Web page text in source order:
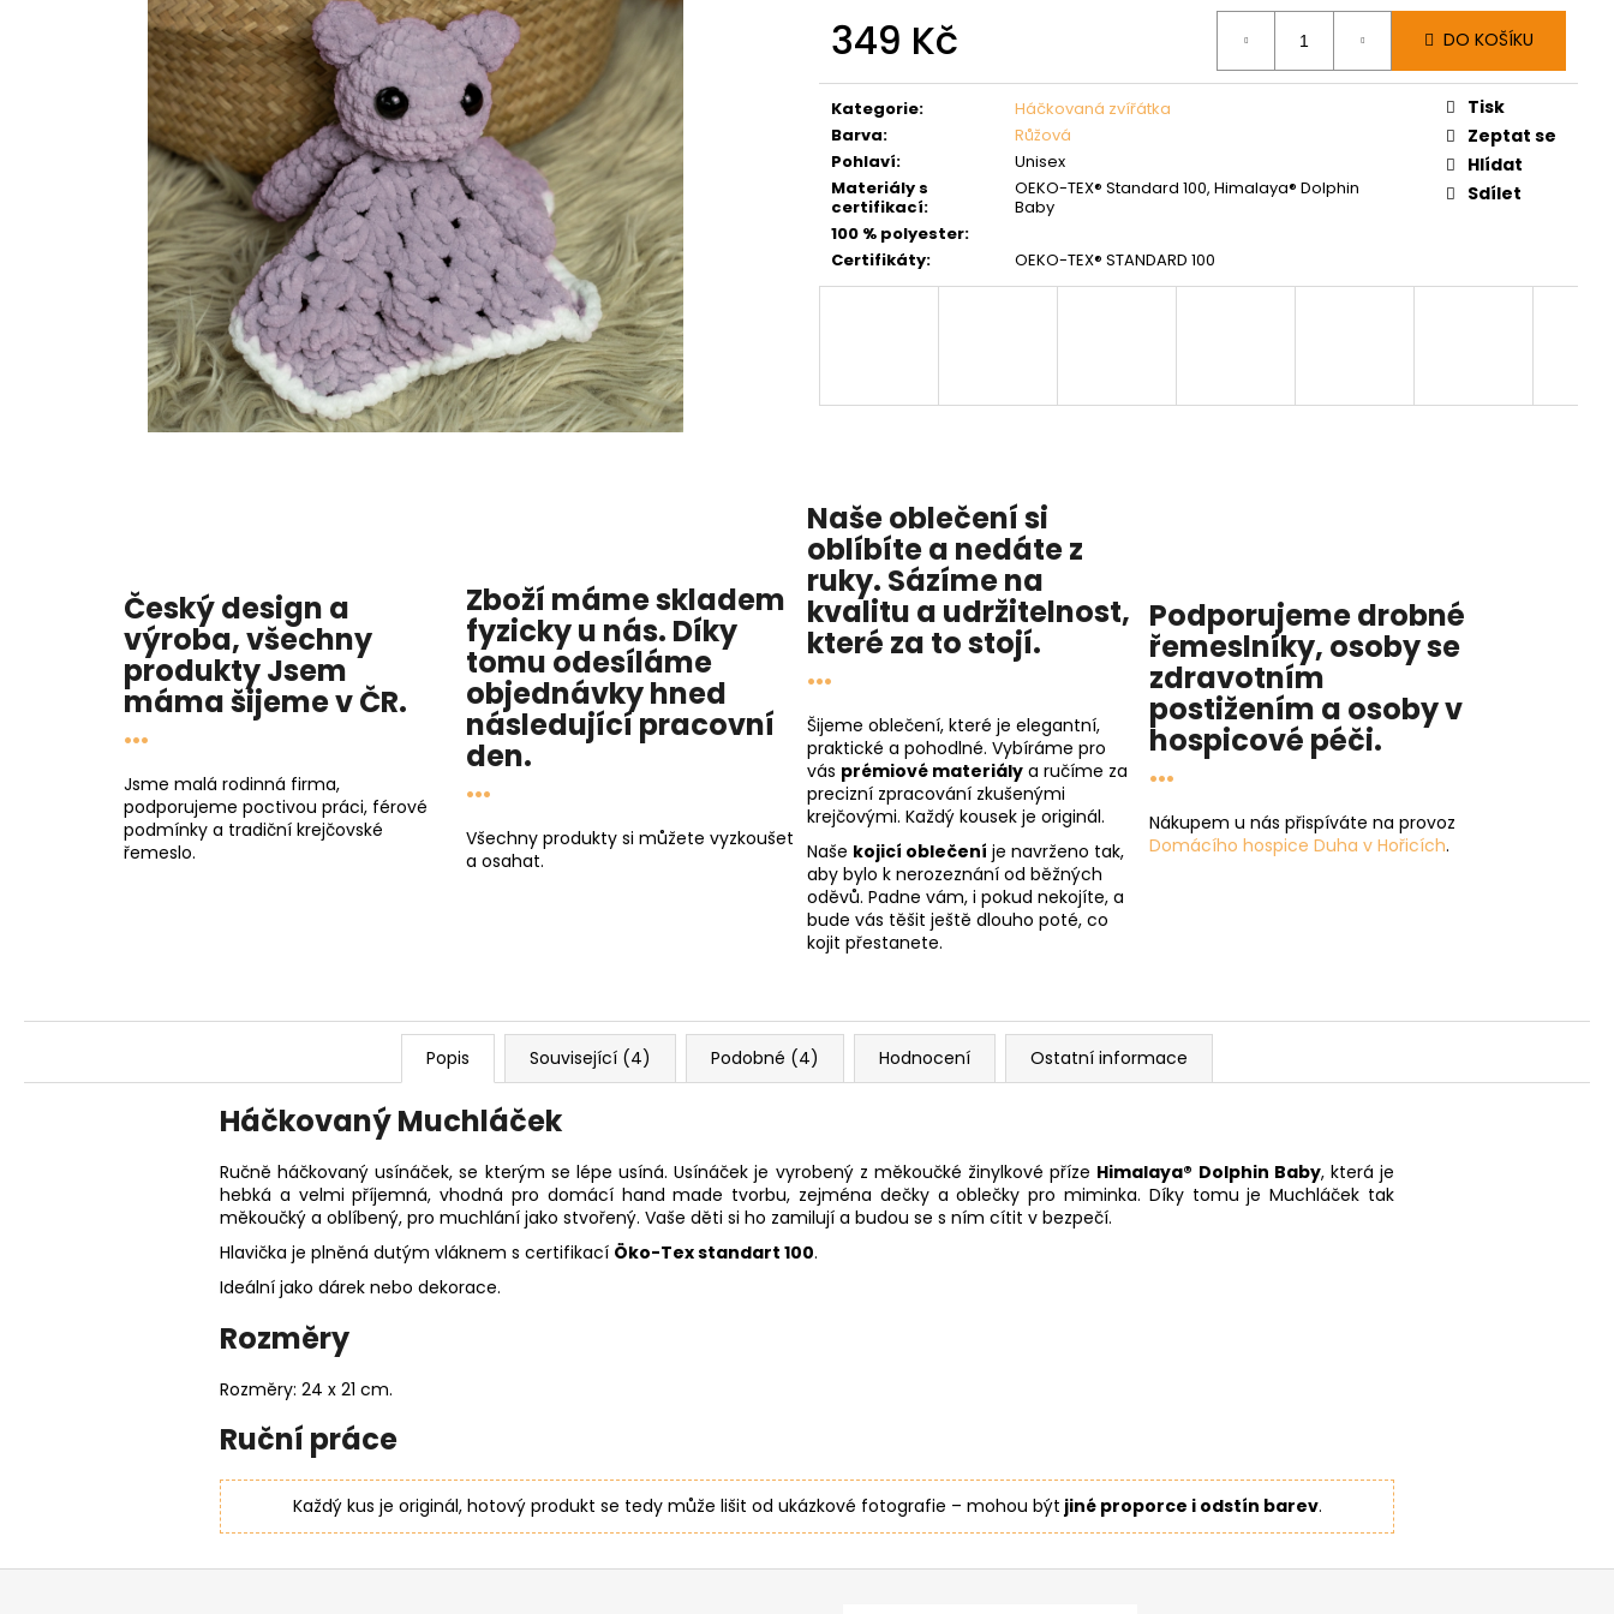
349 Kč
cena:
DO KOŠÍKU
Kategorie:
Háčkovaná zvířátka
Barva:
Růžová
Pohlaví:
Unisex
Materiály s
certifikací:
OEKO-TEX® Standard 100, Himalaya® Dolphin
Baby
100 % polyester:
Certifikáty: OEKO-TEX® STANDARD 100
Tisk
Zeptat se
Hlídat
Sdílet
Český design a
výroba, všechny
produktyJsem
mámašijeme v ČR.
...
Jsme malá rodinná firma,
podporujeme poctivou práci, férové
podmínky a tradiční krejčovské
řemeslo.
Zboží máme skladem
fyzicky u nás. Díky
tomu odesíláme
objednávky hned
následující pracovní
den.
...
Všechny produkty si můžete vyzkoušet
a osahat.
Naše oblečení si
oblíbíte a nedáte z
ruky. Sázíme na
kvalitu a udržitelnost,
které za to stojí.
...
Šijeme oblečení, které je elegantní,
praktické a pohodlné. Vybíráme pro
vás prémiové materiály a ručíme za
precizní zpracování zkušenými
krejčovými. Každý kousek je originál.
Naše kojicí oblečení je navrženo tak,
aby bylo k nerozeznání od běžných
oděvů. Padne vám, i pokud nekojíte, a
bude vás těšit ještě dlouho poté, co
kojit přestanete.
Podporujeme drobné
řemeslníky, osoby se
zdravotním
postižením a osoby v
hospicové péči.
...
Nákupem u nás přispíváte na provoz
Domácího hospice Duha v Hořicích.
Popis Související (4) Podobné (4) Hodnocení Ostatní informace
Háčkovaný Muchláček
Ručně háčkovaný usínáček, se kterým se lépe usíná. Usínáček je vyrobený z měkoučké žinylkové příze Himalaya® Dolphin Baby, která je
hebká a velmi příjemná, vhodná pro domácí hand made tvorbu, zejména dečky a oblečky pro miminka. Díky tomu je Muchláček tak
měkoučký a oblíbený, pro muchlání jako stvořený. Vaše děti si ho zamilují a budou se s ním cítit v bezpečí.
Hlavička je plněná dutým vláknem s certifikací Öko-Tex standart 100.
Ideální jako dárek nebo dekorace.
Rozměry
Rozměry: 24 x 21 cm.
Ruční práce
Každý kus je originál, hotový produkt se tedy může lišit od ukázkové fotografie – mohou být jiné proporce i odstín barev.